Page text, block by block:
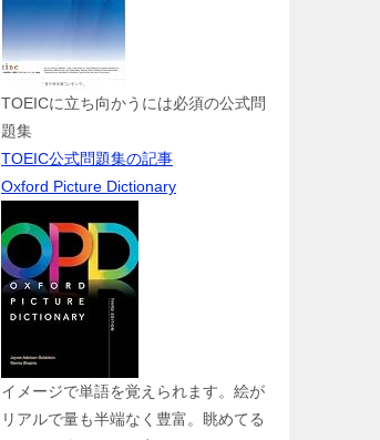
TOEICに立ち向かうには必須の公式問
題集
TOEIC公式問題集の記事
Oxford Picture Dictionary
イメージで単語を覚えられます。絵が
リアルで量も半端なく豊富。眺めてる